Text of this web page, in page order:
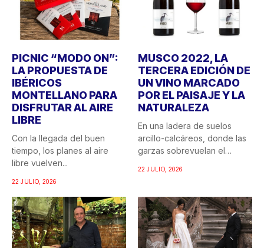
PICNIC “MODO ON”:
LA PROPUESTA DE
IBÉRICOS
MONTELLANO PARA
DISFRUTAR AL AIRE
LIBRE
Con la llegada del buen
tiempo, los planes al aire
libre vuelven...
22 JULIO, 2026
MUSCO 2022, LA
TERCERA EDICIÓN DE
UN VINO MARCADO
POR EL PAISAJE Y LA
NATURALEZA
En una ladera de suelos
arcillo-calcáreos, donde las
garzas sobrevuelan el
22 JULIO, 2026